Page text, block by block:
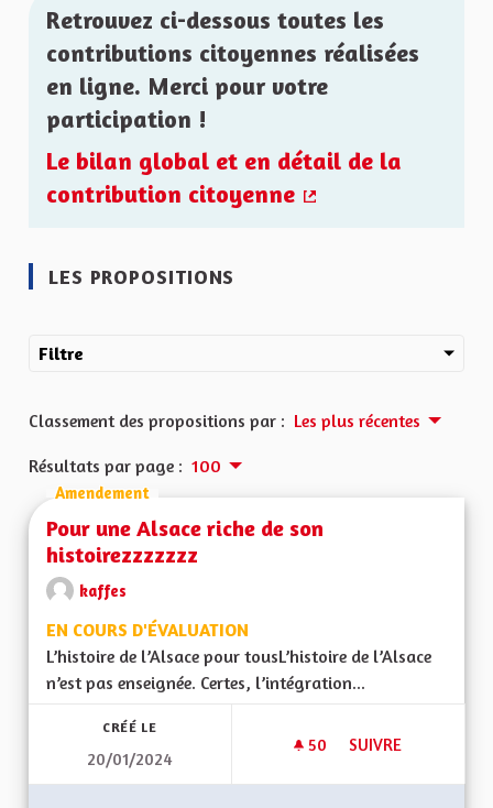
Retrouvez ci-dessous toutes les
contributions citoyennes réalisées
en ligne. Merci pour votre
participation !
Le bilan global et en détail de la
contribution citoyenne
LES PROPOSITIONS
Filtre
Classement des propositions par : Les plus récentes
Résultats par page : 100
Amendement
Pour une Alsace riche de son
histoirezzzzzzz
kaffes
EN COURS D'ÉVALUATION
L’histoire de l’Alsace pour tousL’histoire de l’Alsace
n’est pas enseignée. Certes, l’intégration...
CRÉÉ LE
20/01/2024
50 50 ABONNÉS
SUIVRE